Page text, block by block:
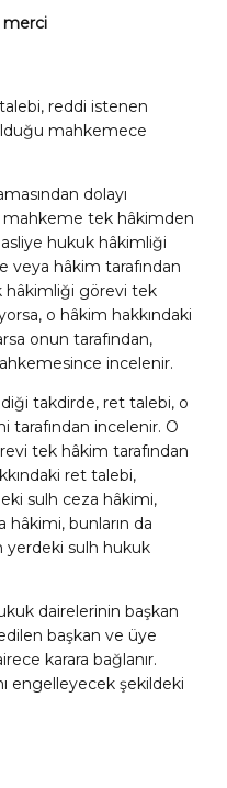
merci
reddi istenen
mahkemece
dolayı
mahkeme tek hâkimden
hukuk hâkimliği
veya hâkim tarafından
hâkimliği görevi tek
o hâkim hakkındaki
onun tarafından,
incelenir.
takdirde, ret talebi, o
tarafından incelenir. O
tek hâkim tarafından
ret talebi,
sulh ceza hâkimi,
hâkimi, bunların da
yerdeki sulh hukuk
dairelerinin başkan
başkan ve üye
karara bağlanır.
engelleyecek şekildeki